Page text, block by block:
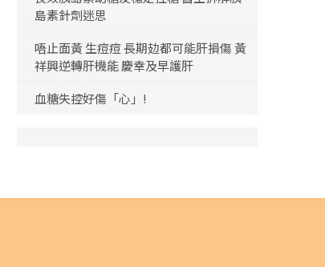
島素針劑迷思
唔止面黃 生痘痘 長期攰都可能肝損傷 黃
祥興逆轉肝機能 慶幸及早護肝
血糖失控好傷「心」!